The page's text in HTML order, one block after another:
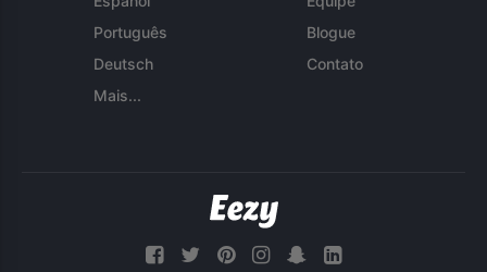
Português
Deutsch
Mais...
Blogue
Contato